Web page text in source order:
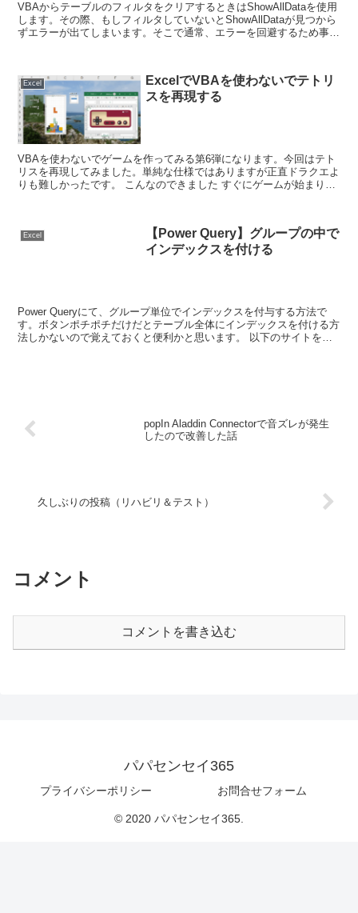
VBAからテーブルのフィルタをクリアするときはShowAllDataを使用
します。その際、もしフィルタしていないとShowAllDataが見つから
ずエラーが出てしまいます。そこで通常、エラーを回避するため事前
Excel
ExcelでVBAを使わないでテトリ
スを再現する
VBAを使わないでゲームを作ってみる第6弾になります。今回はテト
リスを再現してみました。単純な仕様ではありますが正直ドラクエよ
りも難しかったです。 こんなのできました すぐにゲームが始まり、
Excel
【Power Query】グループの中で
インデックスを付ける
Power Queryにて、グループ単位でインデックスを付与する方法で
す。ボタンポチポチだけだとテーブル全体にインデックスを付ける方
法しかないので覚えておくと便利かと思います。 以下のサイトを参
popIn Aladdin Connectorで音ズレが発生
したので改善した話
久しぶりの投稿（リハビリ＆テスト）
コメント
コメントを書き込む
パパセンセイ365
プライバシーポリシー お問合せフォーム
© 2020 パパセンセイ365.